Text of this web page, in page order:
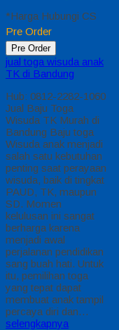
*Harga Hubungi CS
Pre Order
Pre Order
jual toga wisuda anak
TK di Bandung
Hub: 0812-2282-1060
Jual Baju Toga
Wisuda TK Murah di
Bandung Baju toga
Wisuda anak menjadi
salah satu kebutuhan
penting saat perayaan
wisuda, baik di tingkat
PAUD, TK, maupun
SD. Momen
kelulusan ini sangat
berharga karena
menjadi awal
perjalanan pendidikan
sang buah hati. Untuk
itu, pemilihan toga
yang tepat dapat
membuat anak tampil
percaya diri dan…
selengkapnya